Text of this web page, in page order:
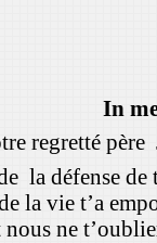
In
regretté
la défense
la vie t’a
ne